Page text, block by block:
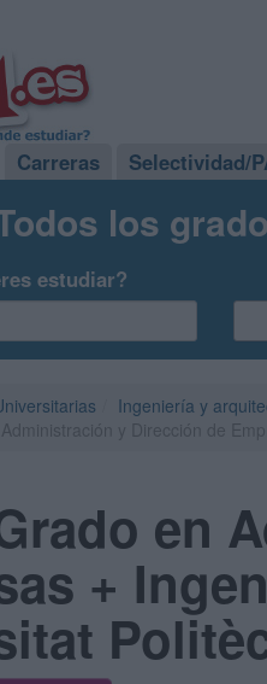
Carreras Selectividad/
los
estudiar?
Ingeniería y
en
+